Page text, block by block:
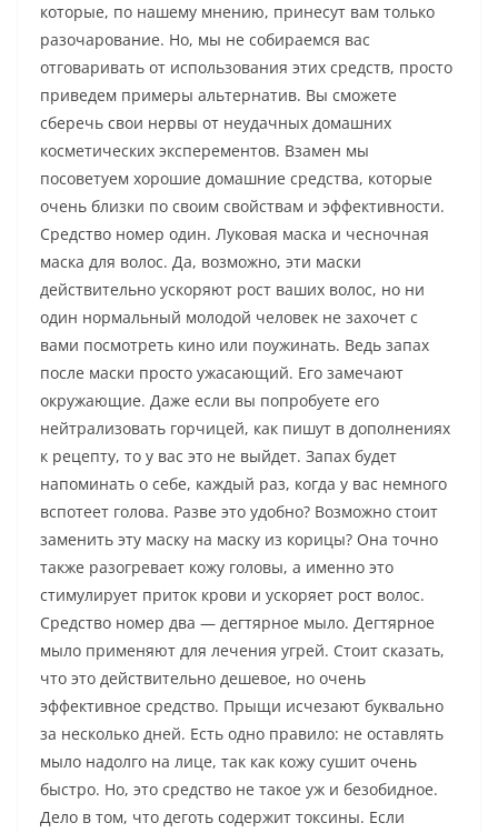
которые, по нашему мнению, принесут вам только
разочарование. Но, мы не собираемся вас
отговаривать от использования этих средств, просто
приведем примеры альтернатив. Вы сможете
сберечь свои нервы от неудачных домашних
косметических эксперементов. Взамен мы
посоветуем хорошие домашние средства, которые
очень близки по своим свойствам и эффективности.
Средство номер один. Луковая маска и чесночная
маска для волос. Да, возможно, эти маски
действительно ускоряют рост ваших волос, но ни
один нормальный молодой человек не захочет с
вами посмотреть кино или поужинать. Ведь запах
после маски просто ужасающий. Его замечают
окружающие. Даже если вы попробуете его
нейтрализовать горчицей, как пишут в дополнениях
к рецепту, то у вас это не выйдет. Запах будет
напоминать о себе, каждый раз, когда у вас немного
вспотеет голова. Разве это удобно? Возможно стоит
заменить эту маску на маску из корицы? Она точно
также разогревает кожу головы, а именно это
стимулирует приток крови и ускоряет рост волос.
Средство номер два — дегтярное мыло. Дегтярное
мыло применяют для лечения угрей. Стоит сказать,
что это действительно дешевое, но очень
эффективное средство. Прыщи исчезают буквально
за несколько дней. Есть одно правило: не оставлять
мыло надолго на лице, так как кожу сушит очень
быстро. Но, это средство не такое уж и безобидное.
Дело в том, что деготь содержит токсины. Если